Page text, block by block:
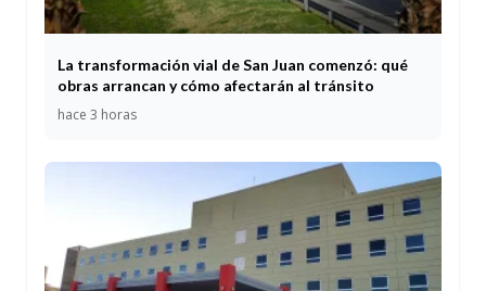
La transformación vial de San Juan comenzó: qué
obras arrancan y cómo afectarán al tránsito
hace 3 horas